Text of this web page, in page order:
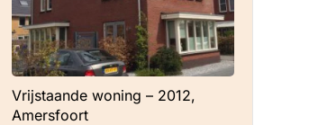
Vrijstaande woning – 2012,
Amersfoort